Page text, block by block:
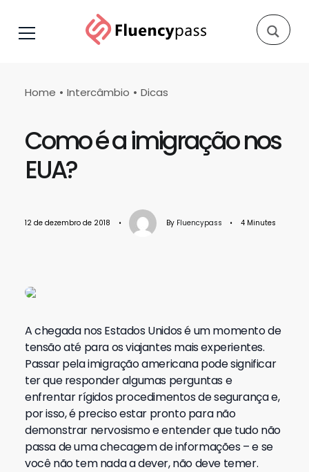
Home Intercâmbio Dicas
Como é a imigração nos
EUA?
12 de dezembro de 2018 • By Fluencypass • 4 Minutes
A chegada nos Estados Unidos é um momento de
tensão até para os viajantes mais experientes.
Passar pela imigração americana pode significar
ter que responder algumas perguntas e
enfrentar rígidos procedimentos de segurança e,
por isso, é preciso estar pronto para não
demonstrar nervosismo e entender que tudo não
passa de uma checagem de informações – e se
você não tem nada a dever, não deve temer.